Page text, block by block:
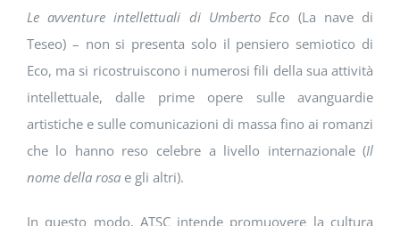
Le avventure intellettuali di Umberto Eco (La nave di
Teseo) – non si presenta solo il pensiero semiotico di
Eco, ma si ricostruiscono i numerosi fili della sua attività
intellettuale, dalle prime opere sulle avanguardie
artistiche e sulle comunicazioni di massa fino ai romanzi
che lo hanno reso celebre a livello internazionale (Il
nome della rosae gli altri).
In questo modo, ATSC intende promuovere la cultura